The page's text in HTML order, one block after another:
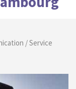
/ Service